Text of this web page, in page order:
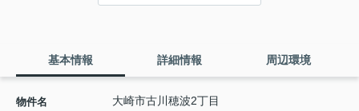
基本情報 詳細情報 周辺環境
物件名 大崎市古川穂波2丁目